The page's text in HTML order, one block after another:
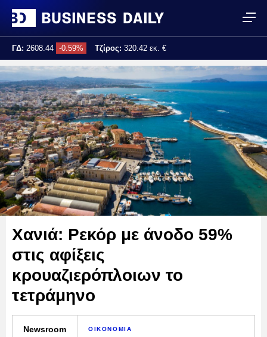
ΓΔ: 2608.44 -0.59% Τζίρος: 320.42 εκ. €
Τελ. ενημέρωση: 17:25:02
Χανιά: Ρεκόρ με άνοδο 59%
στις αφίξεις
κρουαζιερόπλοιων το
τετράμηνο
Newsroom ΟΙΚΟΝΟΜΙΑ